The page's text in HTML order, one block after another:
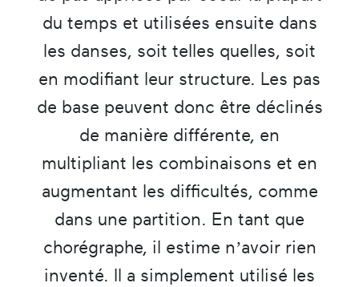
du temps et utilisées ensuite dans
les danses, soit telles quelles, soit
en modifiant leur structure. Les pas
de base peuvent donc être déclinés
de manière différente, en
multipliant les combinaisons et en
augmentant les difficultés, comme
dans une partition. En tant que
chorégraphe, il estime n’avoir rien
inventé. Il a simplement utilisé les